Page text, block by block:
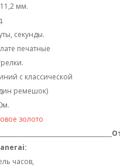
мм.
секунды.
печатные
с классической
ремешок)
золото
часов,